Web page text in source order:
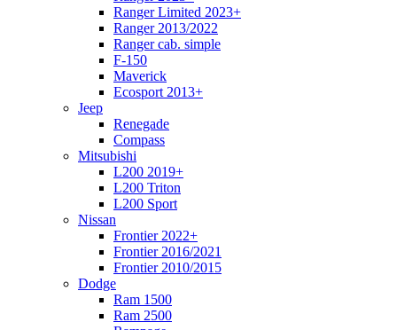
Ranger Limited 2023+
Ranger 2013/2022
Ranger cab. simple
F-150
Maverick
Ecosport 2013+
Jeep
Renegade
Compass
Mitsubishi
L200 2019+
L200 Triton
L200 Sport
Nissan
Frontier 2022+
Frontier 2016/2021
Frontier 2010/2015
Dodge
Ram 1500
Ram 2500